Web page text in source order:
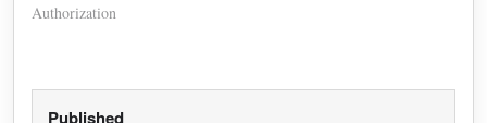
Authorization
Published